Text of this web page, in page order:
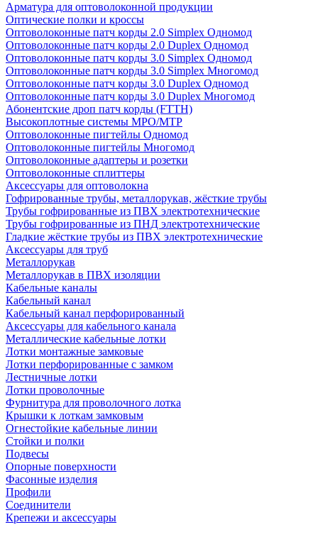
Арматура для оптоволоконной продукции
Оптические полки и кроссы
Оптоволоконные патч корды 2.0 Simplex Одномод
Оптоволоконные патч корды 2.0 Duplex Одномод
Оптоволоконные патч корды 3.0 Simplex Одномод
Оптоволоконные патч корды 3.0 Simplex Многомод
Оптоволоконные патч корды 3.0 Duplex Одномод
Оптоволоконные патч корды 3.0 Duplex Многомод
Абонентские дроп патч корды (FTTH)
Высокоплотные системы MPO/MTP
Оптоволоконные пигтейлы Одномод
Оптоволоконные пигтейлы Многомод
Оптоволоконные адаптеры и розетки
Оптоволоконные сплиттеры
Аксессуары для оптоволокна
Гофрированные трубы, металлорукав, жёсткие трубы
Трубы гофрированные из ПВХ электротехнические
Трубы гофрированные из ПНД электротехнические
Гладкие жёсткие трубы из ПВХ электротехнические
Аксессуары для труб
Металлорукав
Металлорукав в ПВХ изоляции
Кабельные каналы
Кабельный канал
Кабельный канал перфорированный
Аксессуары для кабельного канала
Металлические кабельные лотки
Лотки монтажные замковые
Лотки перфорированные с замком
Лестничные лотки
Лотки проволочные
Фурнитура для проволочного лотка
Крышки к лоткам замковым
Огнестойкие кабельные линии
Стойки и полки
Подвесы
Опорные поверхности
Фасонные изделия
Профили
Соединители
Крепежи и аксессуары